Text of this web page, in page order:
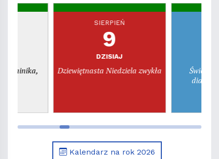
Dominika,
SIERPIEŃ
9
DZISIAJ
Dziewiętnasta Niedziela zwykła
Święto
Kalendarz na rok 2026